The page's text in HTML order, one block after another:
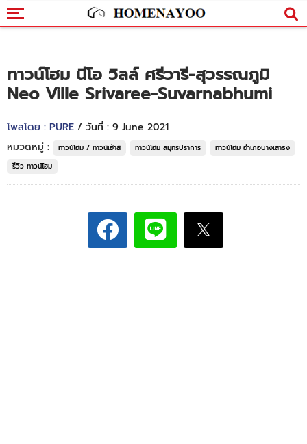
ทาวน์โฮม นีโอ วิลล์ ศรีวารี-สุวรรณภูมิ
Neo Ville Srivaree-Suvarnabhumi
โพสโดย : PURE / วันที่ : 9 June 2021
หมวดหมู่ :
ทาวน์โฮม / ทาวน์เฮ้าส์ ทาวน์โฮม สมุทรปราการ
ทาวน์โฮม อำเภอบางเสาธง
รีวิว ทาวน์โฮม